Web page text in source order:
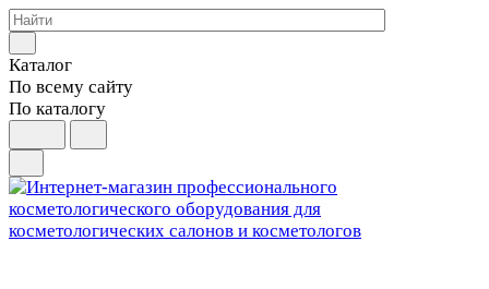
Каталог
По всему сайту
По каталогу